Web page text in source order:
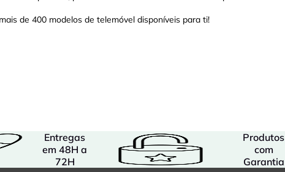
de 400 modelos de telemóvel disponíveis para ti!
Entregas
em 48H a
72H
Produtos
com
Garantia